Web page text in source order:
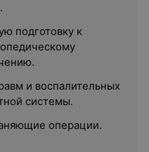
подготовку к
и воспалительных
системы.
операции.